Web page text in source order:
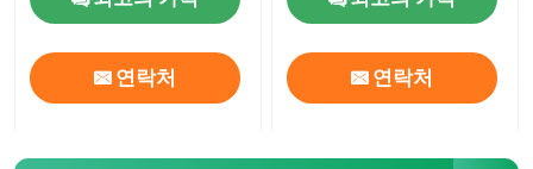
연락처 연락처